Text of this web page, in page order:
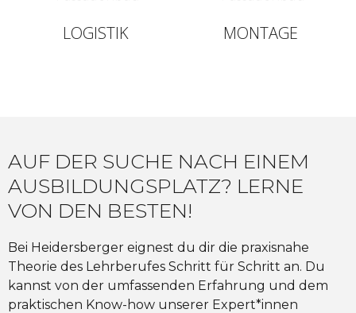
LOGISTIK MONTAGE
AUF DER SUCHE NACH EINEM
AUSBILDUNGSPLATZ? LERNE
VON DEN BESTEN!
Bei Heidersberger eignest du dir die praxisnahe
Theorie des Lehrberufes Schritt für Schritt an. Du
kannst von der umfassenden Erfahrung und dem
praktischen Know-how unserer Expert*innen